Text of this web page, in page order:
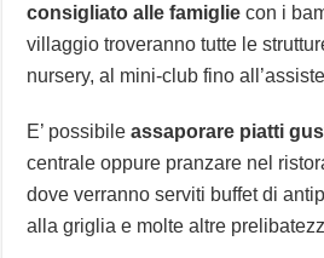
consigliato alle famiglie con i
villaggio troveranno tutte le
nursery, al mini-club fino
E’ possibileassaporare piatti
centrale oppure pranzare nel
dove verranno serviti buffet di
alla griglia e molte altre